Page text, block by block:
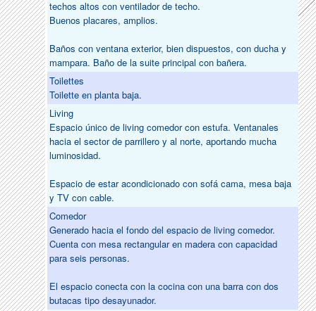
techos altos con ventilador de techo.
Buenos placares, amplios.
Baños con ventana exterior, bien dispuestos, con ducha y
mampara. Baño de la suite principal con bañera.
Toilettes
Toilette en planta baja.
Living
Espacio único de living comedor con estufa. Ventanales
hacia el sector de parrillero y al norte, aportando mucha
luminosidad.
Espacio de estar acondicionado con sofá cama, mesa baja
y TV con cable.
Comedor
Generado hacia el fondo del espacio de living comedor.
Cuenta con mesa rectangular en madera con capacidad
para seis personas.
El espacio conecta con la cocina con una barra con dos
butacas tipo desayunador.